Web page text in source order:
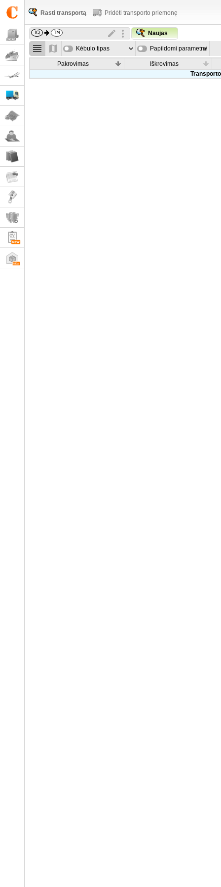
Rasti transportą Pridėti transporto priemonę
Naujas
Kėbulo tipas Papildomi parametrai
Pakrovimas
Iškrovimas